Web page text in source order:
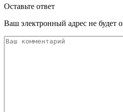
Оставьте ответ
Ваш электронный адрес не будет